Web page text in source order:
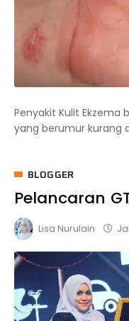
Penyakit Kulit Ekzema
yang berumur kurang
BLOGGER
Pelancaran
Lisa Nurulain